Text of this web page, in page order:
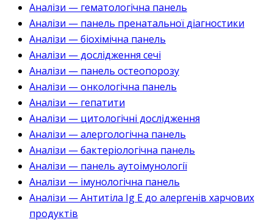
Аналізи — гематологічна панель
Аналізи — панель пренатальної діагностики
Аналізи — біохімічна панель
Аналізи — дослідження сечі
Аналізи — панель остеопорозу
Аналізи — онкологічна панель
Аналізи — гепатити
Аналізи — цитологічні дослідження
Аналізи — алергологічна панель
Аналізи — бактеріологічна панель
Аналізи — панель аутоімунології
Аналізи — імунологічна панель
Аналізи — Антитіла Ig E до алергенів харчових
продуктів